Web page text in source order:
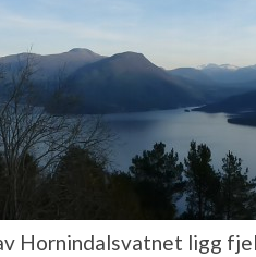
Hornindalsvatnet ligg